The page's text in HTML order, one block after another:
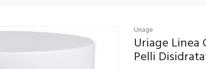
Uriage
Uriage Linea
Pelli